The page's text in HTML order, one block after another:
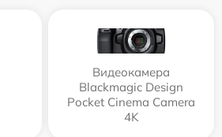
Видеокамера
Blackmagic Design
Pocket Cinema Camera
4K